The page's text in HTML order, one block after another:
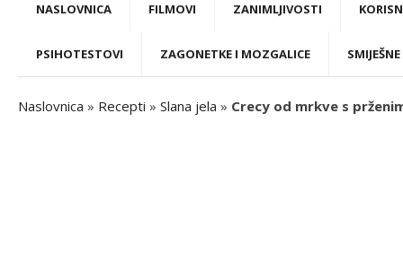
NASLOVNICA FILMOVI ZANIMLJIVOSTI
PSIHOTESTOVI ZAGONETKE I MOZGALICE
Naslovnica » Recepti » Slana jela » Crecy od mrkve s